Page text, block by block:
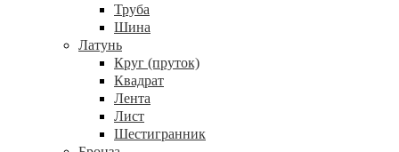
Труба
Шина
Латунь
Круг (пруток)
Квадрат
Лента
Лист
Шестигранник